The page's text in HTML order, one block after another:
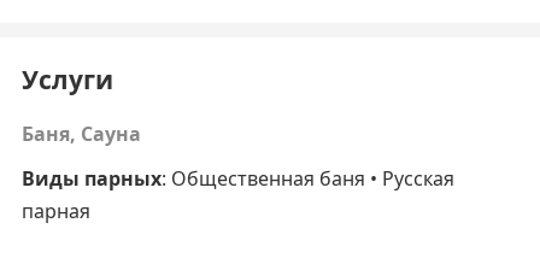
Услуги
Баня, Сауна
Виды парных: Общественная баня • Русская
парная